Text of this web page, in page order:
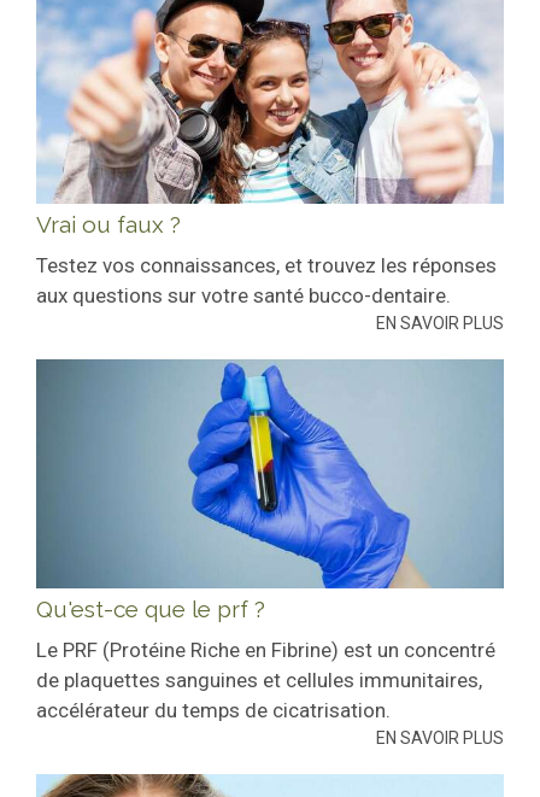
Vrai ou faux ?
Testez vos connaissances, et trouvez les réponses
aux questions sur votre santé bucco-dentaire.
EN SAVOIR PLUS
Qu'est-ce que le prf ?
Le PRF (Protéine Riche en Fibrine) est un concentré
de plaquettes sanguines et cellules immunitaires,
accélérateur du temps de cicatrisation.
EN SAVOIR PLUS